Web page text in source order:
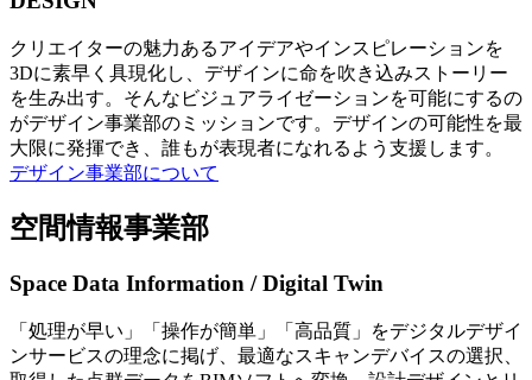
クリエイターの魅力あるアイデアやインスピレーションを
3Dに素早く具現化し、デザインに命を吹き込みストーリー
を生み出す。そんなビジュアライゼーションを可能にするの
がデザイン事業部のミッションです。デザインの可能性を最
大限に発揮でき、誰もが表現者になれるよう支援します。
デザイン事業部について
空間情報事業部
Space Data Information / Digital Twin
「処理が早い」「操作が簡単」「高品質」をデジタルデザイ
ンサービスの理念に掲げ、最適なスキャンデバイスの選択、